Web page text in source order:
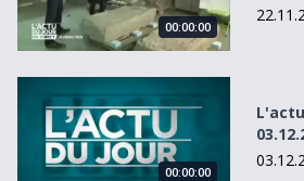
00:00:00
L&#039;actu du jour du 03.12.2012
00:00:00